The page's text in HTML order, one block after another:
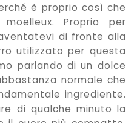
è proprio così che
Proprio per
di fronte alla
utilizzato per questa
parlando di un dolce
normale che
ingrediente.
di qualche minuto la